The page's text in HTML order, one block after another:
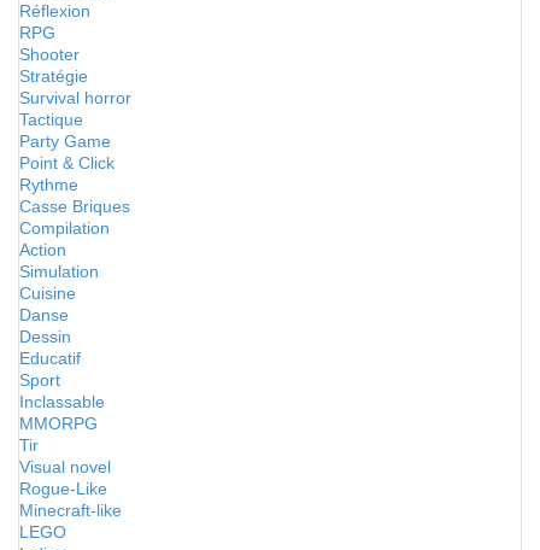
Réflexion
RPG
Shooter
Stratégie
Survival horror
Tactique
Party Game
Point & Click
Rythme
Casse Briques
Compilation
Action
Simulation
Cuisine
Danse
Dessin
Educatif
Sport
Inclassable
MMORPG
Tir
Visual novel
Rogue-Like
Minecraft-like
LEGO